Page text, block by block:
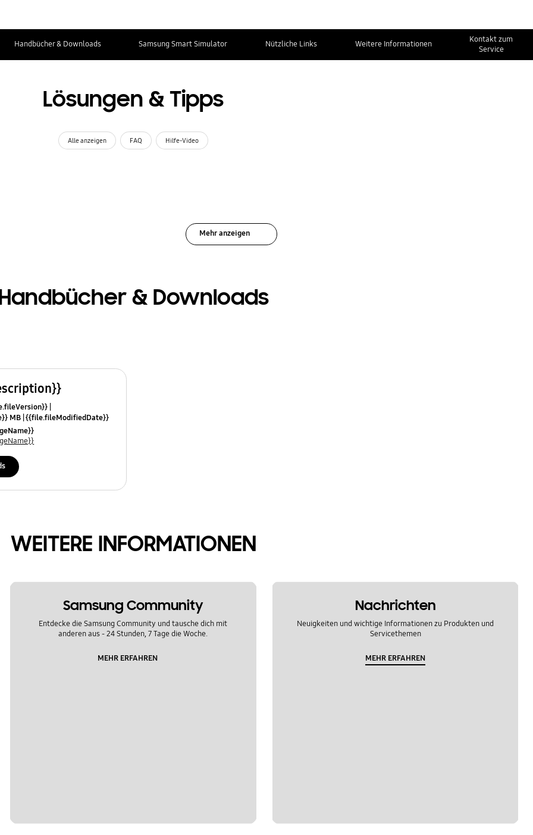
Handbücher & Downloads Samsung Smart Simulator Nützliche Links Weitere Informationen
Kontakt zum
Service
Lösungen & Tipps
Alle anzeigen FAQ Hilfe-Video
Mehr anzeigen
& Downloads
MB {{file.fileModifiedDate}}
WEITERE INFORMATIONEN
Samsung Community
Entdecke die Samsung Community und tausche dich mit
anderen aus - 24 Stunden, 7 Tage die Woche.
MEHR ERFAHREN
Nachrichten
Neuigkeiten und wichtige Informationen zu Produkten und
Servicethemen
MEHR ERFAHREN